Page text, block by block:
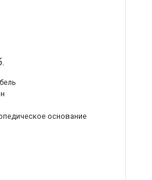
основание